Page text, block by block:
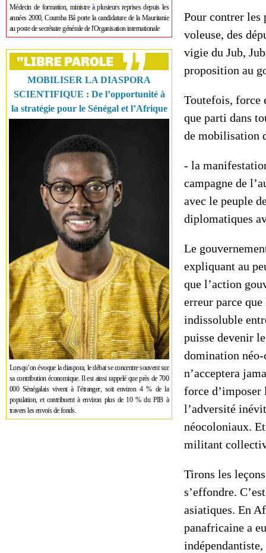
Médecin de formation, ministre à plusieurs reprises depuis les
années 2000, Coumba Bâ porte la candidature de la Mauritanie
au poste de secrétaire générale de l'Organisation internationale
MOBILISER LA DIASPORA
SCIENTIFIQUE : De l’opportunité à
la stratégie pour le Sénégal et l’Afrique
Lorsqu’on évoque la diaspora, le débat se concentre souvent sur
sa contribution économique. Il est ainsi rappelé que près de 700
000 Sénégalais vivent à l’étranger, soit environ 4 % de la
population, et contribuent à environ plus de 10 % du PIB à
travers les envois de fonds.
Pour contrer
voleuse, des
vigie du Jub,
proposition au
Toutefois, force
que parti dans
de mobilisation
- la
campagne de
avec le peuple
diplomatiques
Le
expliquant au
que l’action
erreur parce
indissoluble
puisse devenir
domination
n’acceptera
force d’imposer
l’adversité
néocoloniaux.
militant
Tirons les
s’effondre.
asiatiques. En
panafricaine a